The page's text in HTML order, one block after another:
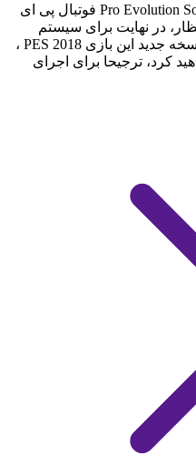
نسخه جدید Pro Evolution Soccer 2018 PES 2018 فوتبال پی ای
انتظار، در نهایت برای سیستم
عامل اندرویدی نیز منتشر شد. در نسخه جدید این بازی PES 2018 ،
کرد، ترجیحا برای اجرای